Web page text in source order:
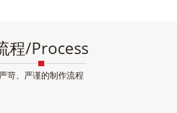
程/Process
严苛、严谨的制作流程